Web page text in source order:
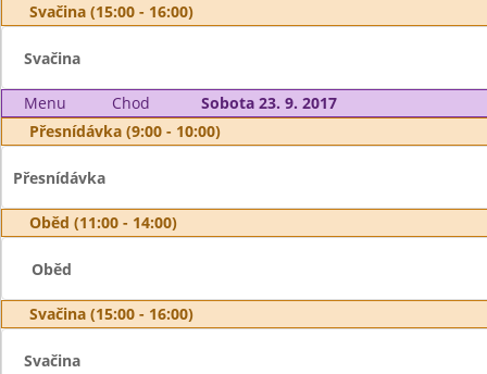
Svačina (15:00 - 16:00)
Svačina
Menu Chod
Sobota 23. 9. 2017
Přesnídávka (9:00 - 10:00)
Přesnídávka
Oběd (11:00 - 14:00)
Oběd
Svačina (15:00 - 16:00)
Svačina